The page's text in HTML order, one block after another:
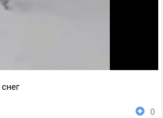
снег
0